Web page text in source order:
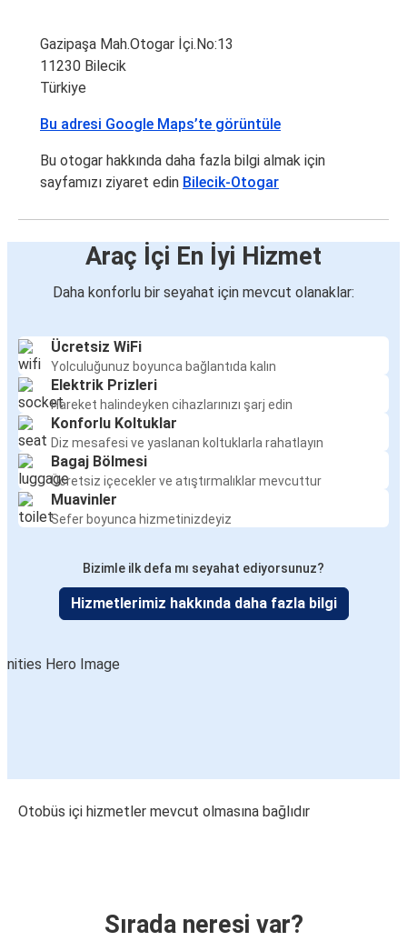
Gazipaşa Mah.Otogar İçi.No:13
11230 Bilecik
Türkiye
Bu adresi Google Maps’te görüntüle
Bu otogar hakkında daha fazla bilgi almak için
sayfamızı ziyaret edin Bilecik-Otogar
Araç İçi En İyi Hizmet
Daha konforlu bir seyahat için mevcut olanaklar:
Ücretsiz WiFi
Yolculuğunuz boyunca bağlantıda kalın
Elektrik Prizleri
Hareket halindeyken cihazlarınızı şarj edin
Konforlu Koltuklar
Diz mesafesi ve yaslanan koltuklarla rahatlayın
Bagaj Bölmesi
Ücretsiz içecekler ve atıştırmalıklar mevcuttur
Muavinler
Sefer boyunca hizmetinizdeyiz
Bizimle ilk defa mı seyahat ediyorsunuz?
Hizmetlerimiz hakkında daha fazla bilgi
Otobüs içi hizmetler mevcut olmasına bağlıdır
Sırada neresi var?